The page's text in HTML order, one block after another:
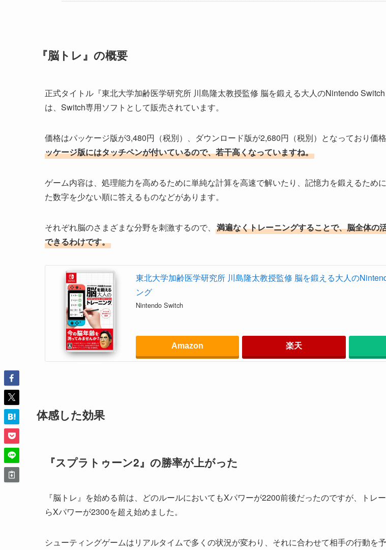
『脳トレ』の概要
正式タイトル『東北大学加齢医学研究所 川島隆太教授監修 脳を鍛える大人のNintendo Switch
は、Switch専用ソフトとして販売されています。
価格はパッケージ版が3,480円（税別）、ダウンロード版が2,680円（税別）となっており価格
ッケージ版にはタッチペンが付いているので、若干高くなっていますね。
ゲーム内容は、処理能力を高めるために単純な計算を高速で解いたり、記憶力を鍛えるため
た数字を少ない順に答えるものなどがあります。
それぞれ脳のさまざまな分野を刺激するので、 満遍なくトレーニングすることで、脳全体の
できるわけです。
東北大学加齢医学研究所 川島隆太教授監修 脳を鍛える大人の
ング
Nintendo Switch
Amazon 楽天
体感した効果
『スプラトゥーン2』の勝率が上がった
『脳トレ』を始める前は、どのルールにおいてもXパワーが2200前後だったのですが、トレ
らXパワーが2300を超え始めました。
シューティングゲームはリアルタイムで多くの状況が変わり、それに合わせて相手の行動を